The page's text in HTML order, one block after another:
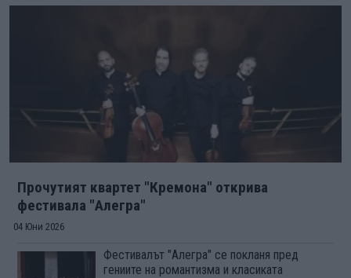
Прочутият квартет "Кремона" открива
фестивала "Алегра"
04 Юни 2026
Фестивалът "Алегра" се покланя пред
гениите на романтизма и класиката